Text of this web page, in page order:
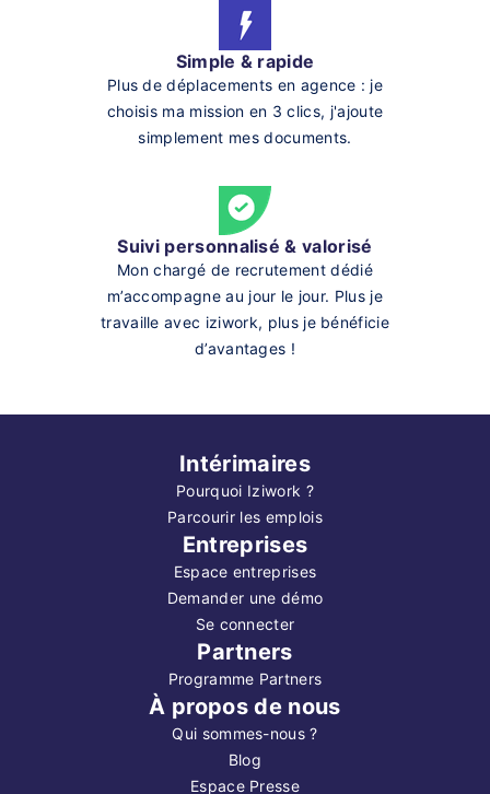
Simple & rapide
Plus de déplacements en agence : je
choisis ma mission en 3 clics, j'ajoute
simplement mes documents.
Suivi personnalisé & valorisé
Mon chargé de recrutement dédié
m’accompagne au jour le jour. Plus je
travaille avec iziwork, plus je bénéficie
d’avantages !
Intérimaires
Pourquoi Iziwork ?
Parcourir les emplois
Entreprises
Espace entreprises
Demander une démo
Se connecter
Partners
Programme Partners
À propos de nous
Qui sommes-nous ?
Blog
Espace Presse